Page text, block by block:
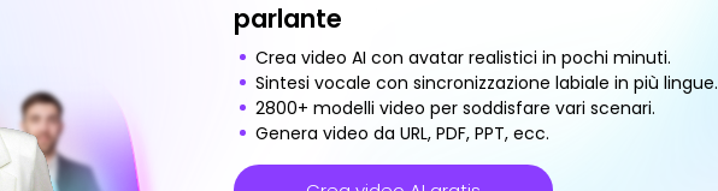
parlante
Crea video AI con avatar realistici in pochi minuti.
Sintesi vocale con sincronizzazione labiale in più lingue.
2800+ modelli video per soddisfare vari scenari.
Genera video da URL, PDF, PPT, ecc.